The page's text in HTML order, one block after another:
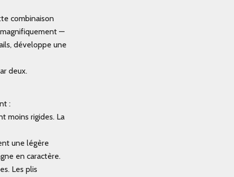
combinaison
—
développe une
deux.
:
moins rigides. La
une légère
en caractère.
Les plis